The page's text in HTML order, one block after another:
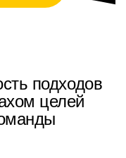
подходов
целей